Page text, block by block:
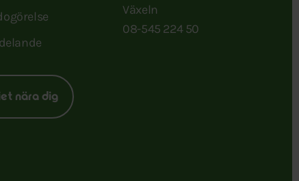
nära dig
Växeln
08-545 224 50